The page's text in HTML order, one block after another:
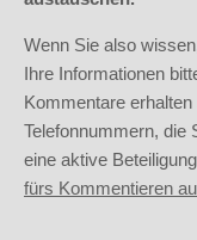
Wenn Sie also
Ihre Informationen
Kommentare
Telefonnummern, die
eine aktive
fürs Kommentieren